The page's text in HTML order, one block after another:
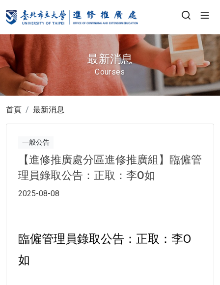
最新消息
Courses
首頁 最新消息
一般公告
【進修推廣處分區進修推廣組】臨僱管
理員錄取公告：正取：李O如
2025-08-08
臨僱管理員錄取公告：正取：李O
如